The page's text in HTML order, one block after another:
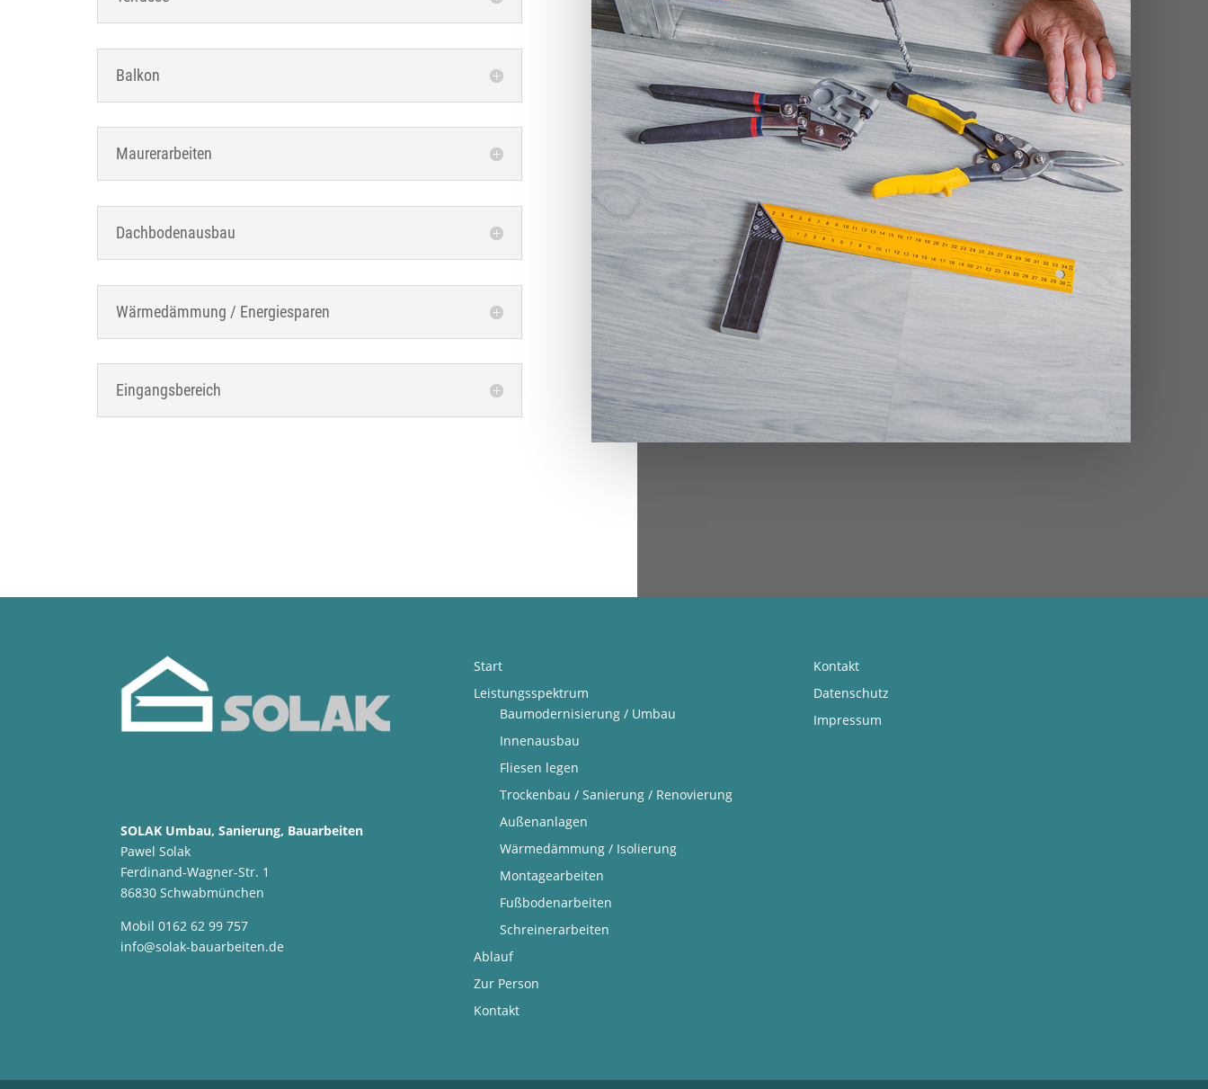
Balkon
Maurerarbeiten
Dachbodenausbau
Wärmedämmung / Energiesparen
Eingangsbereich
SOLAK Umbau, Sanierung, Bauarbeiten
Pawel Solak
Ferdinand-Wagner-Str. 1
86830 Schwabmünchen
Mobil 0162 62 99 757
info@solak-bauarbeiten.de
Start
Leistungsspektrum
Baumodernisierung / Umbau
Innenausbau
Fliesen legen
Trockenbau / Sanierung / Renovierung
Außenanlagen
Wärmedämmung / Isolierung
Montagearbeiten
Fußbodenarbeiten
Schreinerarbeiten
Ablauf
Zur Person
Kontakt
Kontakt
Datenschutz
Impressum